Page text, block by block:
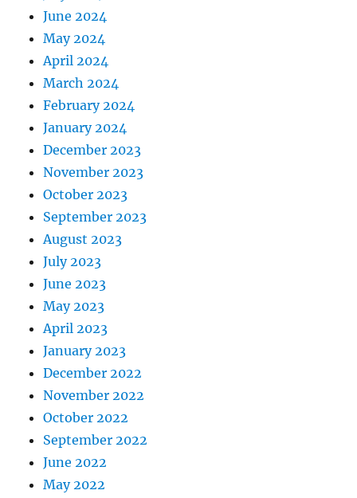
June 2024
May 2024
April 2024
March 2024
February 2024
January 2024
December 2023
November 2023
October 2023
September 2023
August 2023
July 2023
June 2023
May 2023
April 2023
January 2023
December 2022
November 2022
October 2022
September 2022
June 2022
May 2022